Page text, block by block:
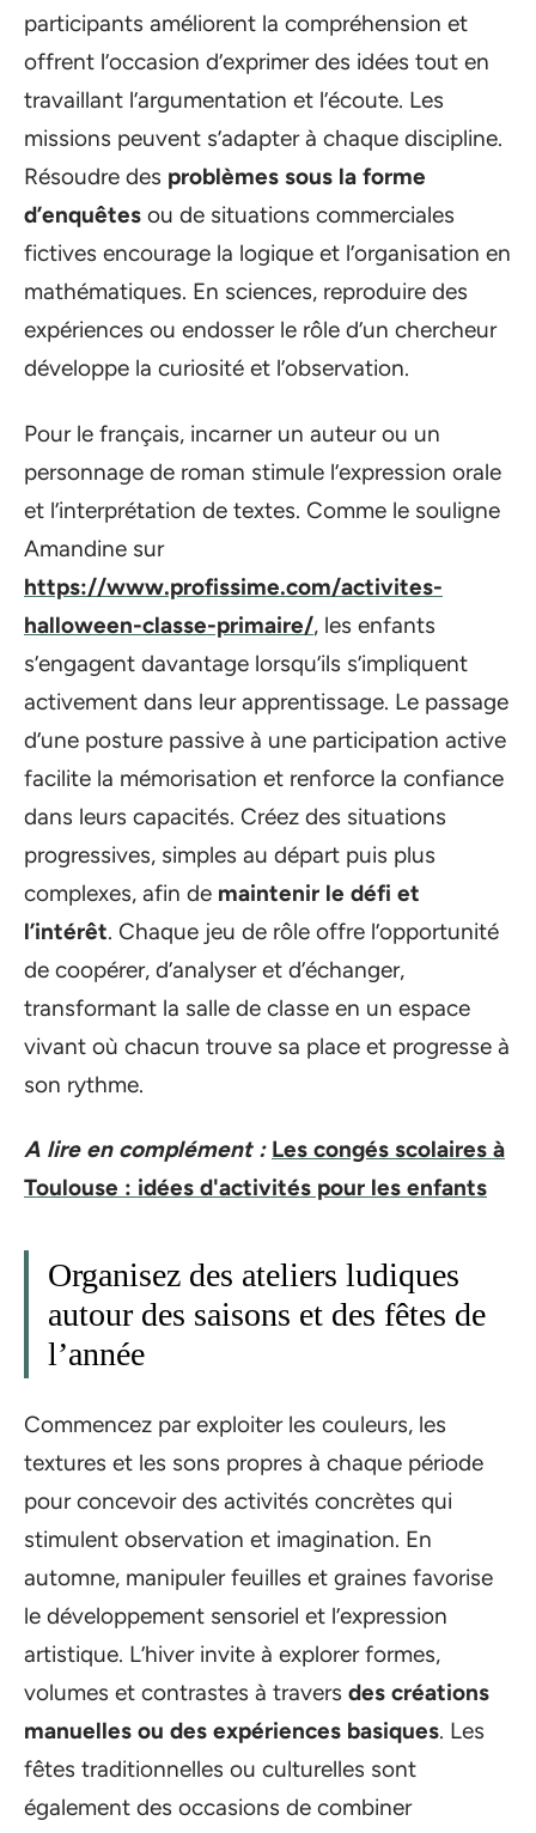
participants améliorent la compréhension et
offrent l’occasion d’exprimer des idées tout en
travaillant l’argumentation et l’écoute. Les
missions peuvent s’adapter à chaque discipline.
Résoudre des problèmes sous la forme
d’enquêtes ou de situations commerciales
fictives encourage la logique et l’organisation en
mathématiques. En sciences, reproduire des
expériences ou endosser le rôle d’un chercheur
développe la curiosité et l’observation.
Pour le français, incarner un auteur ou un
personnage de roman stimule l’expression orale
et l’interprétation de textes. Comme le souligne
Amandine sur
https://www.profissime.com/activites-
halloween-classe-primaire/, les enfants
s’engagent davantage lorsqu’ils s’impliquent
activement dans leur apprentissage. Le passage
d’une posture passive à une participation active
facilite la mémorisation et renforce la confiance
dans leurs capacités. Créez des situations
progressives, simples au départ puis plus
complexes, afin de maintenir le défi et
l’intérêt. Chaque jeu de rôle offre l’opportunité
de coopérer, d’analyser et d’échanger,
transformant la salle de classe en un espace
vivant où chacun trouve sa place et progresse à
son rythme.
A lire en complément : Les congés scolaires à
Toulouse : idées d'activités pour les enfants
Organisez des ateliers ludiques
autour des saisons et des fêtes de
l’année
Commencez par exploiter les couleurs, les
textures et les sons propres à chaque période
pour concevoir des activités concrètes qui
stimulent observation et imagination. En
automne, manipuler feuilles et graines favorise
le développement sensoriel et l’expression
artistique. L’hiver invite à explorer formes,
volumes et contrastes à travers des créations
manuelles ou des expériences basiques. Les
fêtes traditionnelles ou culturelles sont
également des occasions de combiner